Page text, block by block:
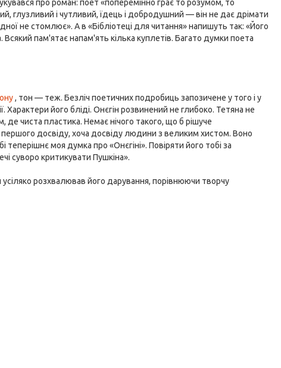
про роман: поет «поперемінно грає то розумом, то
глузливий і чутливий, їдець і добродушний — він не дає дрімати
не стомлює». А в «Бібліотеці для читання» напишуть так: «Його
Всякий пам'ятає напам'ять кілька куплетів. Багато думки поета
, тон — теж. Безліч поетичних подробиць запозичене у того і у
Характери його бліді. Онєгін розвинений не глибоко. Тетяна не
де чиста пластика. Немає нічого такого, що б рішуче
першого досвіду, хоча досвіду людини з великим хистом. Воно
моя думка про «Онєгіні». Повіряти його тобі за
суворо критикувати Пушкіна».
розхвалював його дарування, порівнюючи творчу